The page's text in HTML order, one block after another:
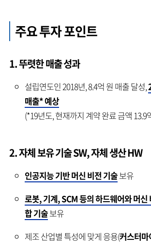
주요 투자 포인트
1. 뚜렷한 매출 성과
설립연도인 2018년, 8.4억 원 매출 달성,
매출* 예상
(*19년도, 현재까지 계약 완료 금액 13.9
2. 자체 보유 기술 SW, 자체 생산 HW
인공지능 기반 머신 비전 기술보유
로봇, 기계, SCM 등의 하드웨어와 머신
합 기술보유
제조 산업별 특성에 맞게 응용(커스터마